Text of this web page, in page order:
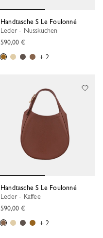
Handtasche S Le Foulonné
Leder - Nusskuchen
590,00 €
+ 2
Handtasche S Le Foulonné
Leder - Kaffee
590,00 €
+ 2